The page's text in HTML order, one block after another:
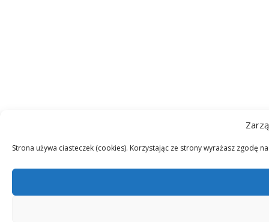
Strona używa ciasteczek (cookies). Korzystając ze strony wyrażasz zgodę